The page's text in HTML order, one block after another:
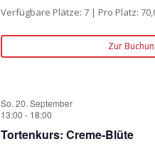
Verfügbare Plätze: 7 | Pro Platz:
Zur
So. 20. September
13:00 - 18:00
Tortenkurs: Creme-Blüte